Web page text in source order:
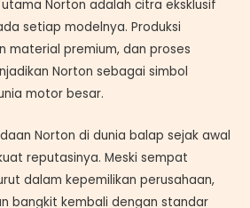
Norton adalah citra eksklusif
setiap modelnya. Produksi
material premium, dan proses
Norton sebagai simbol
motor besar.
Norton di dunia balap sejak awal
reputasinya. Meski sempat
dalam kepemilikan perusahaan,
bangkit kembali dengan standar